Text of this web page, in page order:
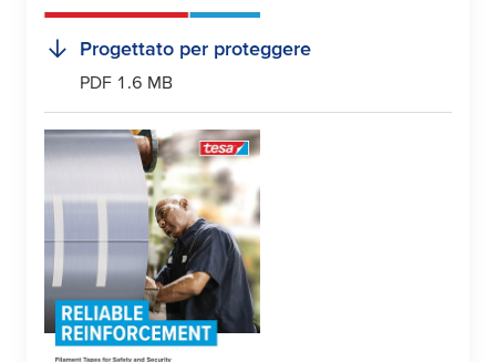
Progettato per proteggere
PDF 1.6 MB